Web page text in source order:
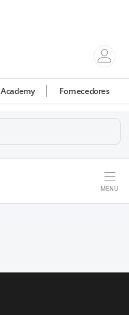
Academy Fornecedores
MENU